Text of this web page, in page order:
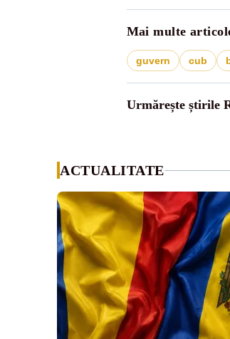
Mai multe
guvern cub
Urmărește știrile
ACTUALITATE